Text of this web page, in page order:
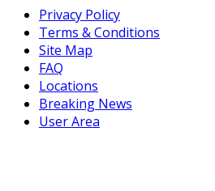
Privacy Policy
Terms & Conditions
Site Map
FAQ
Locations
Breaking News
User Area